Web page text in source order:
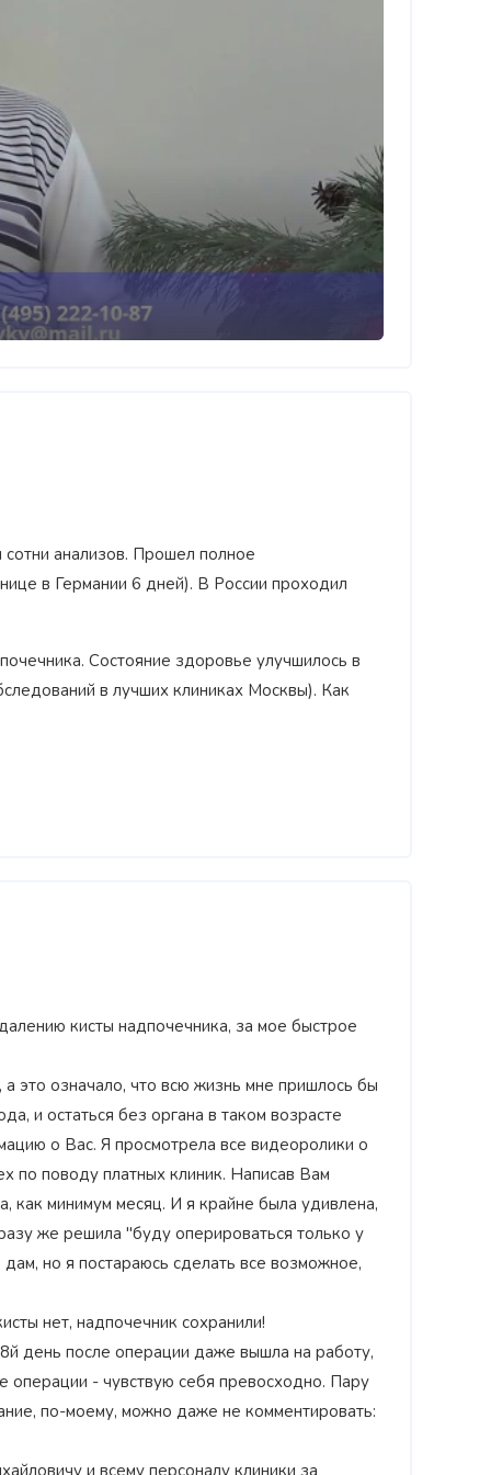
анализов. Прошел полное
в Германии 6 дней). В России проходил
Состояние здоровье улучшилось в
в лучших клиниках Москвы). Как
кисты надпочечника, за мое быстрое
это означало, что всю жизнь мне пришлось бы
и остаться без органа в таком возрасте
о Вас. Я просмотрела все видеоролики о
по поводу платных клиник. Написав Вам
как минимум месяц. И я крайне была удивлена,
же решила "буду оперироваться только у
но я постараюсь сделать все возможное,
нет, надпочечник сохранили!
день после операции даже вышла на работу,
- чувствую себя превосходно. Пару
по-моему, можно даже не комментировать:
и всему персоналу клиники за